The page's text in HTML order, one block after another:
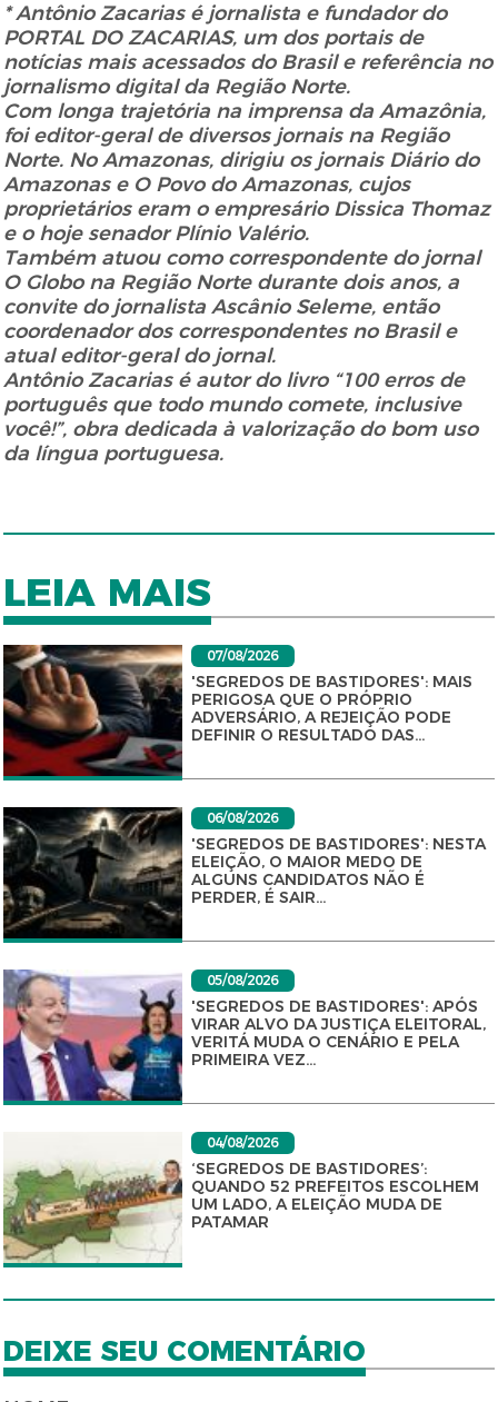
* Antônio Zacarias é jornalista e fundador do
PORTAL DO ZACARIAS, um dos portais de
notícias mais acessados do Brasil e referência no
jornalismo digital da Região Norte.
Com longa trajetória na imprensa da Amazônia,
foi editor-geral de diversos jornais na Região
Norte. No Amazonas, dirigiu os jornais Diário do
Amazonas e O Povo do Amazonas, cujos
proprietários eram o empresário Dissica Thomaz
e o hoje senador Plínio Valério.
Também atuou como correspondente do jornal
O Globo na Região Norte durante dois anos, a
convite do jornalista Ascânio Seleme, então
coordenador dos correspondentes no Brasil e
atual editor-geral do jornal.
Antônio Zacarias é autor do livro “100 erros de
português que todo mundo comete, inclusive
você!”, obra dedicada à valorização do bom uso
da língua portuguesa.
LEIA MAIS
07/08/2026
'SEGREDOS DE BASTIDORES': MAIS
PERIGOSA QUE O PRÓPRIO
ADVERSÁRIO, A REJEIÇÃO PODE
DEFINIR O RESULTADO DAS...
06/08/2026
'SEGREDOS DE BASTIDORES': NESTA
ELEIÇÃO, O MAIOR MEDO DE
ALGUNS CANDIDATOS NÃO É
PERDER, É SAIR...
05/08/2026
'SEGREDOS DE BASTIDORES': APÓS
VIRAR ALVO DA JUSTIÇA ELEITORAL,
VERITÁ MUDA O CENÁRIO E PELA
PRIMEIRA VEZ...
04/08/2026
‘SEGREDOS DE BASTIDORES’:
QUANDO 52 PREFEITOS ESCOLHEM
UM LADO, A ELEIÇÃO MUDA DE
PATAMAR
DEIXE SEU COMENTÁRIO